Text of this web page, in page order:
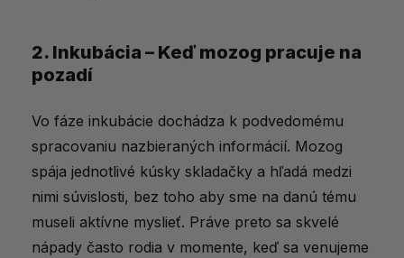
2. Inkubácia – Keď mozog pracuje na
pozadí
Vo fáze inkubácie dochádza k podvedomému
spracovaniu nazbieraných informácií. Mozog
spája jednotlivé kúsky skladačky a hľadá medzi
nimi súvislosti, bez toho aby sme na danú tému
museli aktívne myslieť. Práve preto sa skvelé
nápady často rodia v momente, keď sa venujeme